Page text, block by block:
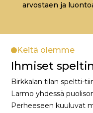
arvostaen ja
Keitä olemme
Ihmiset
Birkkalan tilan speltti-
Larmo yhdessä
Perheeseen kuuluvat